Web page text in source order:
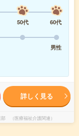
50代
60代
男性
詳しく見る
（医療福祉介護関連）